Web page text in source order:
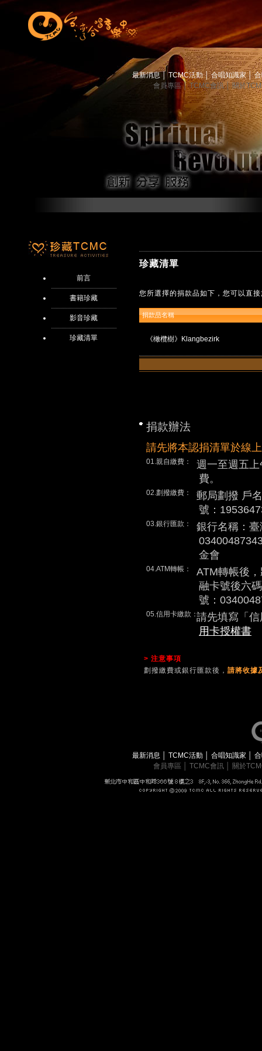
最新消息 TCMC活動│ 合唱知識家│
會員專區│ TCMC會訊│ 關於
前言
書籍珍藏
影音珍藏
珍藏清單
珍藏清單
您所選擇的捐款品如下，您可以直
捐款品名稱
《橄欖樹》Klangbezirk
捐款辦法
請先將本認捐清單於線
01.親自繳費：
週一至週五
費。
02.劃撥繳費：
郵局劃撥 戶
號：
03.銀行匯款：
銀行名稱：
金會
04.ATM轉帳：
ATM轉帳後
融卡號後六
號：
05.信用卡繳款：請先填寫「
用卡授權書
> 注意事項
劃撥繳費或銀行匯款後， 請將收據
最新消息 TCMC活動 合唱知識家
會員專區
TCMC會訊 關於